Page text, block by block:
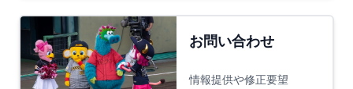
お問い合わせ
情報提供や修正要望